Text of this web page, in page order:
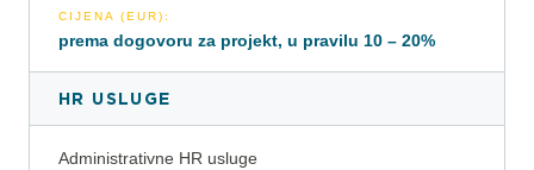
CIJENA (EUR):
prema dogovoru za projekt, u pravilu 10 – 20%
HR USLUGE
Administrativne HR usluge